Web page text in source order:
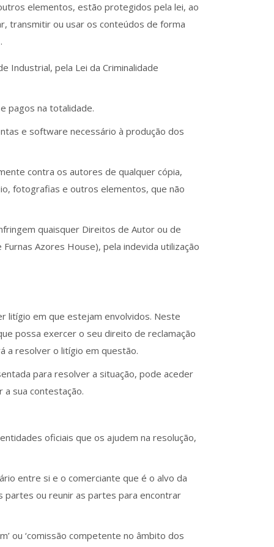
elementos, estão protegidos pela lei, ao
transmitir ou usar os conteúdos de forma
pela Lei da Criminalidade
pagos na totalidade.
e software necessário à produção dos
contra os autores de qualquer cópia,
fotografias e outros elementos, que não
quaisquer Direitos de Autor ou de
Azores House), pela indevida utilização
litígio em que estejam envolvidos. Neste
possa exercer o seu direito de reclamação
a resolver o litígio em questão.
para resolver a situação, pode aceder
sua contestação.
oficiais que os ajudem na resolução,
entre si e o comerciante que é o alvo da
partes ou reunir as partes para encontrar
ou ‘comissão competente no âmbito dos